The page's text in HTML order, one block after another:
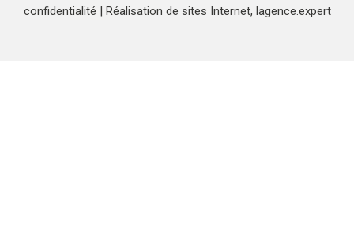
confidentialité | Réalisation de sites Internet, lagence.expert